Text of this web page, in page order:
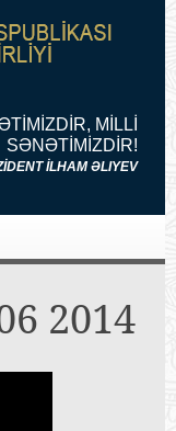
MİLLİ
SƏNƏTİMİZDİR!
İLHAM ƏLIYEV
2014